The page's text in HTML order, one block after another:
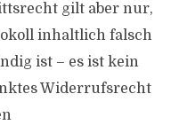
gilt aber nur,
inhaltlich falsch
ist – es ist kein
Widerrufsrecht